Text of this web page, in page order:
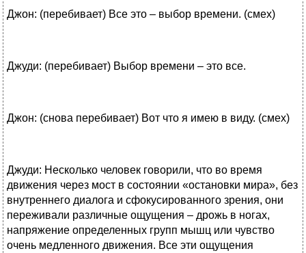
Джон: (перебивает) Все это – выбор времени. (смех)
Джуди: (перебивает) Выбор времени – это все.
Джон: (снова перебивает) Вот что я имею в виду. (смех)
Джуди: Несколько человек говорили, что во время
движения через мост в состоянии «остановки мира», без
внутреннего диалога и сфокусированного зрения, они
переживали различные ощущения – дрожь в ногах,
напряжение определенных групп мышц или чувство
очень медленного движения. Все эти ощущения